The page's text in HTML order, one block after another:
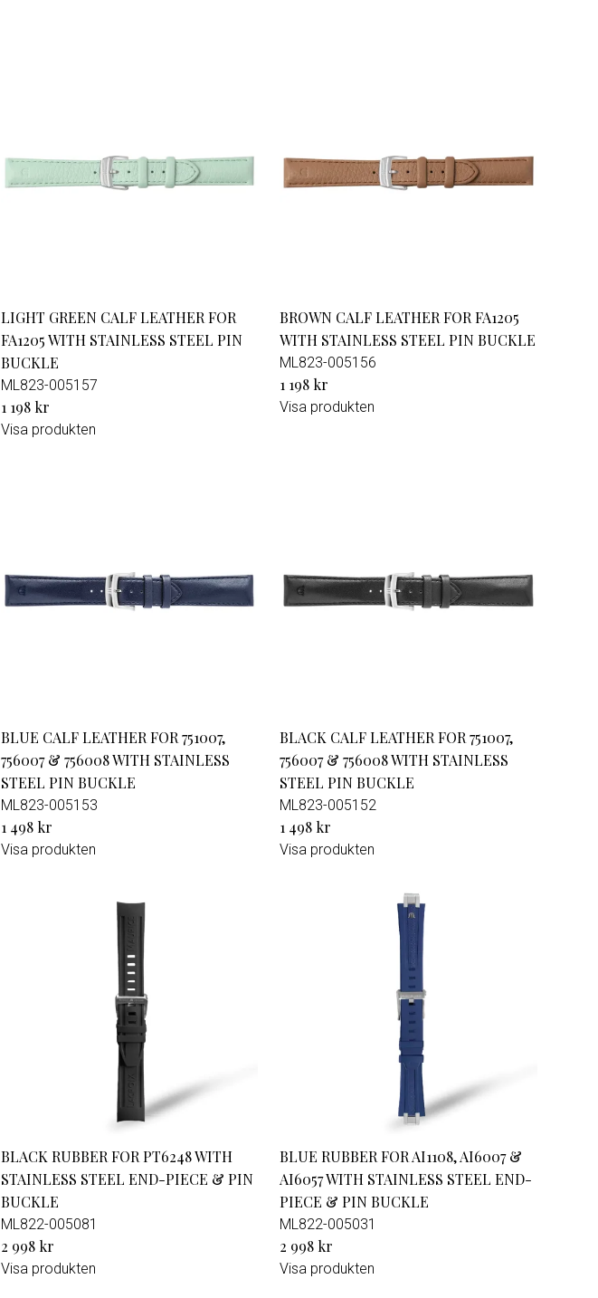
LIGHT GREEN CALF LEATHER FOR
FA1205 WITH STAINLESS STEEL PIN
BUCKLE
ML823-005157
1 198 kr
Visa produkten
BROWN CALF LEATHER FOR FA1205
WITH STAINLESS STEEL PIN BUCKLE
ML823-005156
1 198 kr
Visa produkten
BLUE CALF LEATHER FOR 751007,
756007 & 756008 WITH STAINLESS
STEEL PIN BUCKLE
ML823-005153
1 498 kr
Visa produkten
BLACK CALF LEATHER FOR 751007,
756007 & 756008 WITH STAINLESS
STEEL PIN BUCKLE
ML823-005152
1 498 kr
Visa produkten
BLACK RUBBER FOR PT6248 WITH
STAINLESS STEEL END-PIECE & PIN
BUCKLE
ML822-005081
2 998 kr
Visa produkten
BLUE RUBBER FOR AI1108, AI6007 &
AI6057 WITH STAINLESS STEEL END-
PIECE & PIN BUCKLE
ML822-005031
2 998 kr
Visa produkten